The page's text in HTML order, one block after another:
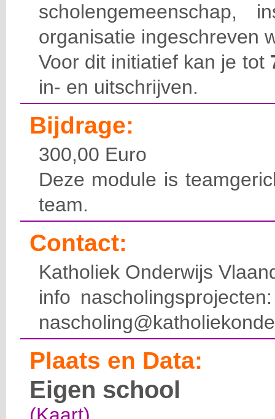
scholengemeenschap,
organisatie ingeschreven
Voor dit initiatief kan je tot
in- en uitschrijven.
Bijdrage:
300,00 Euro
Deze module is
team.
Contact:
Katholiek Onderwijs
info
Plaats en Data:
Eigen school